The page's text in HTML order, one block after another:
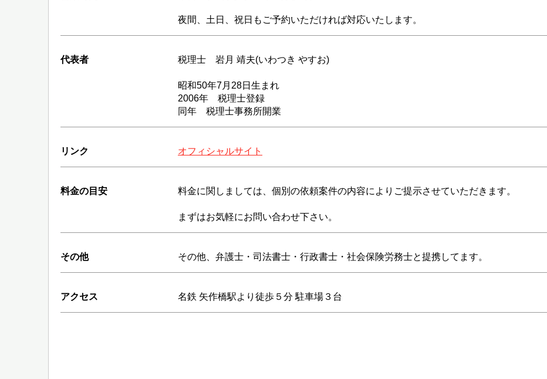
夜間、土日、祝日もご予約いただければ対応いたします。
代表者 税理士 岩月 靖夫(いわつき やすお)
昭和50年7月28日生まれ
2006年 税理士登録
同年 税理士事務所開業
リンク オフィシャルサイト
料金の目安 料金に関しましては、個別の依頼案件の内容によりご提示させていただきます。
まずはお気軽にお問い合わせ下さい。
その他 その他、弁護士・司法書士・行政書士・社会保険労務士と提携してます。
アクセス 名鉄 矢作橋駅より徒歩５分 駐車場３台